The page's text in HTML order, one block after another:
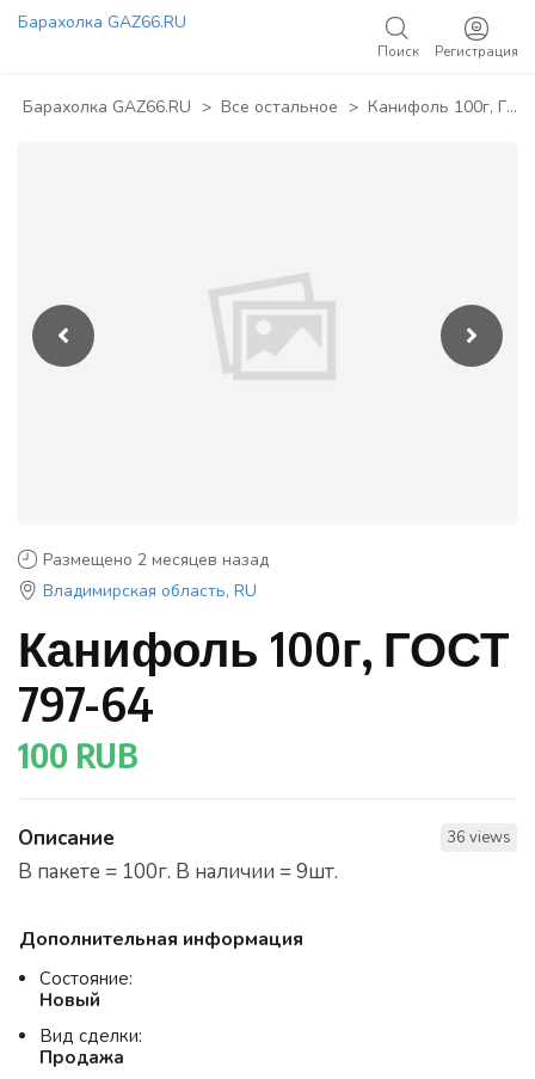
Барахолка GAZ66.RU
Регистрация
Поиск
Добавить объявление
Барахолка GAZ66.RU > Все остальное > Канифоль 100г, ГОСТ 797-64
Размещено 2 месяцев назад
Владимирская область, RU
Канифоль 100г, ГОСТ
797-64
100 RUB
Описание 36 views
В пакете = 100г. В наличии = 9шт.
Дополнительная информация
Состояние:
Новый
Вид сделки:
Продажа